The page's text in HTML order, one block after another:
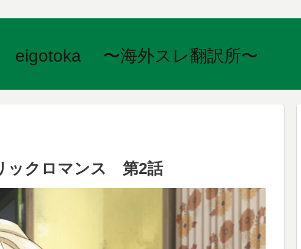
eigotoka 〜海外スレ翻訳所〜
ックロマンス 第2話